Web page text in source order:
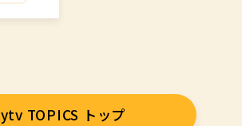
ytv TOPICS トップ